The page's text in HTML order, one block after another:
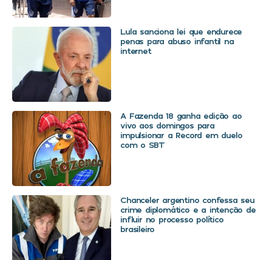
Lula sanciona lei que endurece
penas para abuso infantil na
internet
A Fazenda 18 ganha edição ao
vivo aos domingos para
impulsionar a Record em duelo
com o SBT
Chanceler argentino confessa seu
crime diplomático e a intenção de
influir no processo político
brasileiro